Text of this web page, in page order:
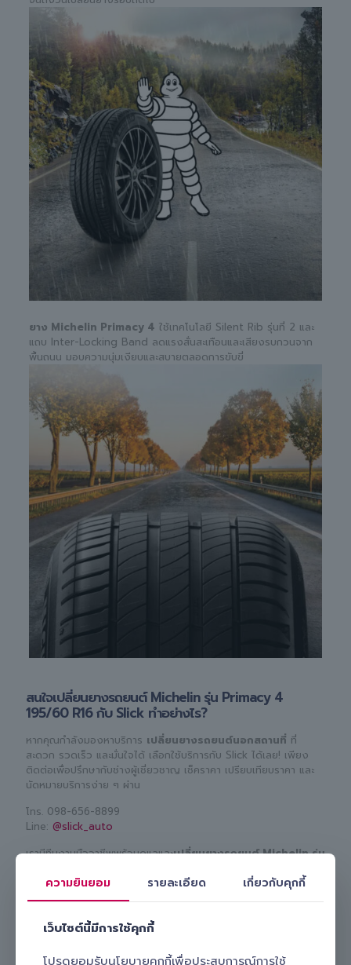
ยาง Michelin Primacy 4 ใช้เทคโนโลยี Silent Rib รุ่นที่ 2 และ
แถบ Inter-Locking Band ลดแรงสั่นสะเทือนและเสียงรบกวนจาก
พื้นถนน มอบความนุ่มเงียบและสบายตลอดการขับขี่
สนใจเปลี่ยนยางรถยนต์ Michelin รุ่น Primacy 4
195/60 R16 กับ Slick ทำอย่างไร?
หากคุณกำลังมองหาบริการ เปลี่ยนยางรถยนต์นอกสถานที่ ที่
สะดวก รวดเร็ว และมั่นใจได้ เลือกใช้บริการกับ Slick ได้เลย! เพียง
ติดต่อเพื่อปรึกษากับช่างผู้เชี่ยวชาญ เช็คราคา เปรียบเทียบราคา และ
นัดหมายบริการง่าย ๆ ผ่าน
โทร. 098-656-8899
Line: @slick_auto
เรามีทีมงานมืออาชีพพร้อมดูแลและเปลี่ยนยางรถยนต์ Michelin รุ่น
ปลอดภัย และคุ้มค่า เลือก Slick บริการเปลี่ยนยางถึงที่ รับรองไม่ผิด
หวังแน่นอน!
ความยินยอม รายละเอียด เกี่ยวกับคุกกี้
เว็บไซต์นี้มีการใช้คุกกี้
โปรดยอมรับนโยบายคุกกี้เพื่อประสบการณ์การใช้